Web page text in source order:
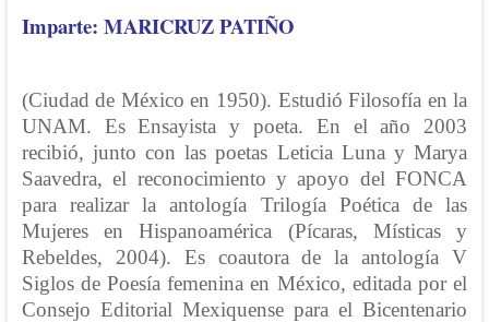
Imparte: MARICRUZ PATIÑO
(Ciudad de México en 1950). Estudió Filosofía en la
UNAM. Es Ensayista y poeta. En el año 2003
recibió, junto con las poetas Leticia Luna y Marya
Saavedra, el reconocimiento y apoyo del FONCA
para realizar la antología Trilogía Poética de las
Mujeres en Hispanoamérica (Pícaras, Místicas y
Rebeldes, 2004). Es coautora de la antología V
Siglos de Poesía femenina en México, editada por el
Consejo Editorial Mexiquense para el Bicentenario